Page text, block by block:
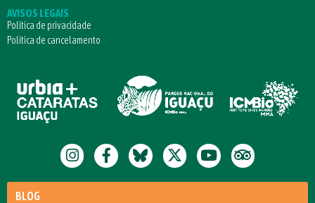
AVISOS LEGAIS
Política de privacidade
Política de cancelamento
BLOG